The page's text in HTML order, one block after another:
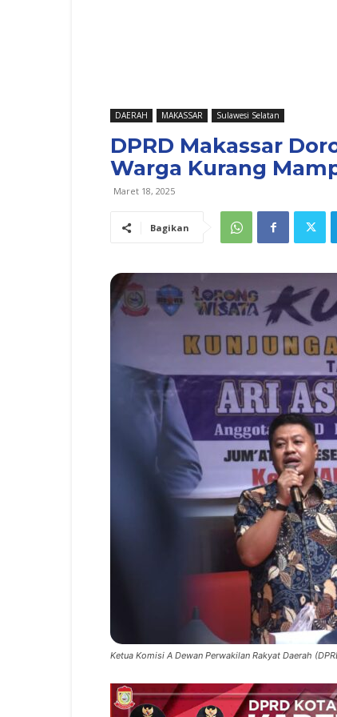
DAERAH MAKASSAR Sulawesi Selatan
DPRD Makassar
Warga Kurang
Maret 18, 2025
Bagikan
Ketua Komisi A Dewan Perwakilan Rakyat Daerah